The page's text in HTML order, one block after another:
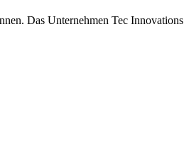
Das Unternehmen Tec